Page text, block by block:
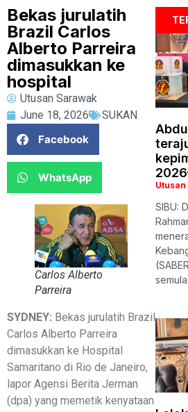
Bekas jurulatih
Brazil Carlos
Alberto Parreira
dimasukkan ke
hospital
Utusan Sarawak
June 18, 2026
SUKAN
Facebook
WhatsApp
Carlos Alberto
Parreira
SYDNEY: Bekas jurulatih Brazil
Carlos Alberto Parreira
dimasukkan ke Hospital
Samaritano di Rio de Janeiro,
lapor Agensi Berita Jerman
(dpa) yang memetik kenyataan
SIBU: